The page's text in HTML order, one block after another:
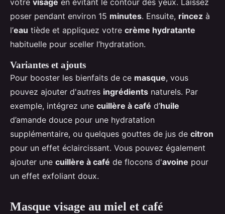
votre visage en évitant le contour des yeux. Laissez
poser pendant environ 15 minutes. Ensuite, rincez à
l’eau tiède et appliquez votre crème hydratante
habituelle pour sceller l’hydratation.
Variantes et ajouts
Pour booster les bienfaits de ce masque, vous
pouvez ajouter d'autres ingrédients naturels. Par
exemple, intégrez une cuillère à café d’huile
d’amande douce pour une hydratation
supplémentaire, ou quelques gouttes de jus de citron
pour un effet éclaircissant. Vous pouvez également
ajouter une cuillère à café de flocons d'avoine pour
un effet exfoliant doux.
Masque visage au miel et café